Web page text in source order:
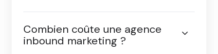
Comment choisir une
agence inbound marketing
?